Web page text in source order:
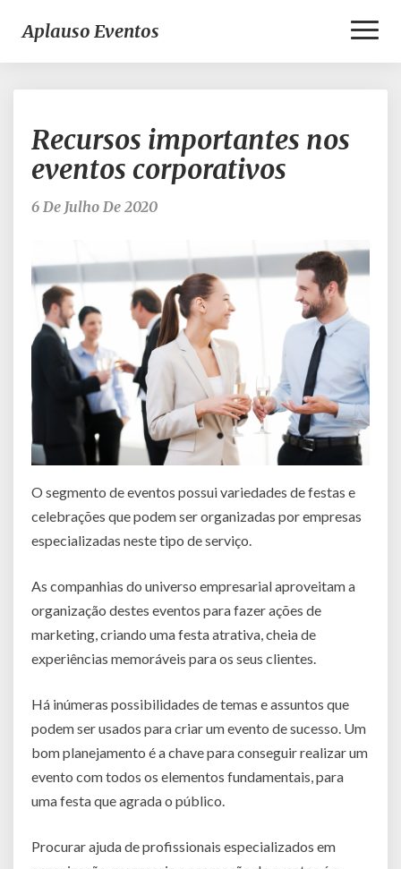
Aplauso Eventos
importantes
nos
eventos
Recursos importantes nos
eventos corporativos
6 De Julho De 2020
O segmento de eventos possui variedades de festas e
celebrações que podem ser organizadas por empresas
especializadas neste tipo de serviço.
As companhias do universo empresarial aproveitam a
organização destes eventos para fazer ações de
marketing, criando uma festa atrativa, cheia de
experiências memoráveis para os seus clientes.
Há inúmeras possibilidades de temas e assuntos que
podem ser usados para criar um evento de sucesso. Um
bom planejamento é a chave para conseguir realizar um
evento com todos os elementos fundamentais, para
uma festa que agrada o público.
Procurar ajuda de profissionais especializados em